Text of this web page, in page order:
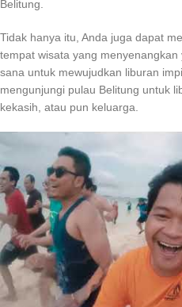
Belitung.
Tidak hanya itu, Anda juga dapat
tempat wisata yang
sana untuk mewujudkan liburan
mengunjungi pulau Belitung untuk
kekasih, atau pun keluarga.